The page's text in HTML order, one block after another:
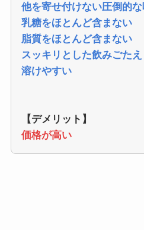
他を寄せ付けない圧倒的
乳糖をほとんど含まない
脂質をほとんど含まない
スッキリとした飲みごたえ
溶けやすい
【デメリット】
価格が高い